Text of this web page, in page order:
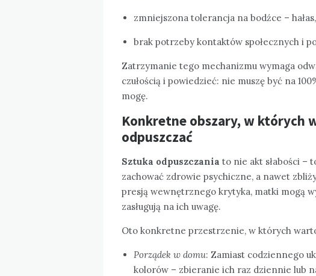
zmniejszona tolerancja na bodźce –
brak potrzeby kontaktów społecznych i
Zatrzymanie tego mechanizmu wymaga
czułością i powiedzieć: nie muszę być na
mogę.
Konkretne obszary, w których
odpuszczać
Sztuka odpuszczania to nie akt słabości –
zachować zdrowie psychiczne, a nawet
presją wewnętrznego krytyka, matki mogą
zasługują na ich uwagę.
Oto konkretne przestrzenie, w których
Porządek w domu: Zamiast codziennego
kolorów – zbieranie ich raz dziennie lub